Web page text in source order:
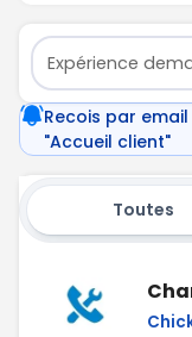
Expérience
Recois par
"Accueil client"
Toutes